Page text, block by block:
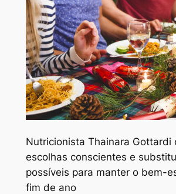
Nutricionista Thainara Gottardi
escolhas conscientes e
possíveis para manter o bem-
fim de ano